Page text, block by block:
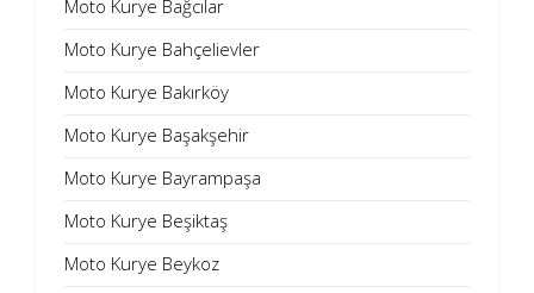
Moto Kurye Bağcılar
Moto Kurye Bahçelievler
Moto Kurye Bakırköy
Moto Kurye Başakşehir
Moto Kurye Bayrampaşa
Moto Kurye Beşiktaş
Moto Kurye Beykoz